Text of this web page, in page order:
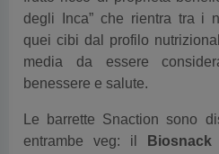
degli Inca” che rientra tra i
quei cibi dal profilo
media da essere
benessere e salute.
Le barrette Snaction sono
entrambe veg: il